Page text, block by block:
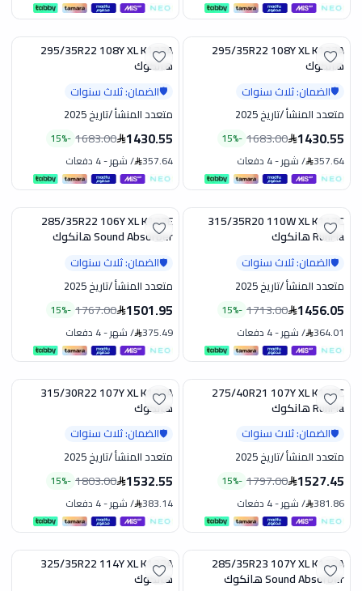
تخفيض295/35R22 108Y XL K127A
هانكوك
🛡️الضمان: ثلاث سنوات
متعدد المنشأ/تاريخ 2025
1430.55
1683.00
-
15%
357.64
/شهر-4 دفعات
تخفيض295/35R22 108Y XL K137A
هانكوك
🛡️الضمان: ثلاث سنوات
متعدد المنشأ/تاريخ 2025
1430.55
1683.00
-
15%
357.64
/شهر-4 دفعات
تخفيض315/35R20 110W XL K117C
RunFla هانكوك
🛡️الضمان: ثلاث سنوات
متعدد المنشأ/تاريخ 2025
1456.05
1713.00
-
15%
364.01
/شهر-4 دفعات
تخفيض285/35R22 106Y XL K127E
Sound Absorber هانكوك
🛡️الضمان: ثلاث سنوات
متعدد المنشأ/تاريخ 2025
1501.95
1767.00
-
15%
375.49
/شهر-4 دفعات
تخفيض275/40R21 107Y XL K127C
RunFla هانكوك
🛡️الضمان: ثلاث سنوات
متعدد المنشأ/تاريخ 2025
1527.45
1797.00
-
15%
381.86
/شهر-4 دفعات
تخفيض315/30R22 107Y XL K137A
هانكوك
🛡️الضمان: ثلاث سنوات
متعدد المنشأ/تاريخ 2025
1532.55
1803.00
-
15%
383.14
/شهر-4 دفعات
تخفيض285/35R23 107Y XL K127A
Sound Absorber هانكوك
تخفيض325/35R22 114Y XL K137A
هانكوك